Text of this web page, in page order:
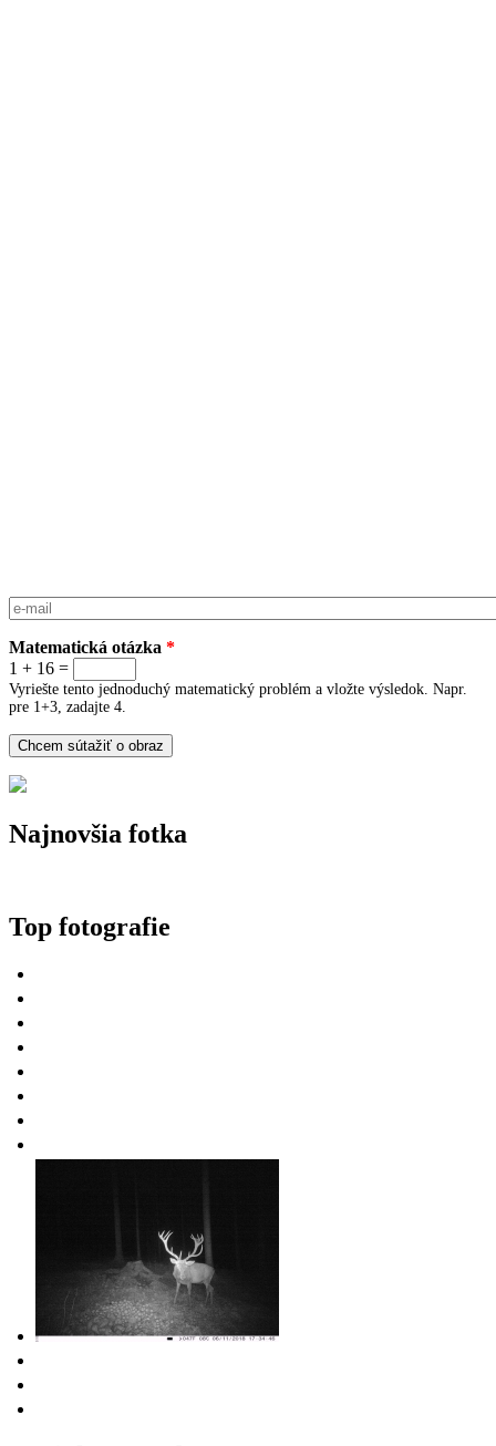
E-mail
Matematická otázka *
1 + 16 =
Vyriešte tento jednoduchý matematický problém a vložte výsledok. Napr.
pre 1+3, zadajte 4.
Najnovšia fotka
Top fotografie